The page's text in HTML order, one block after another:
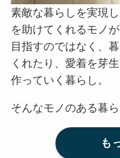
素敵な暮らしを実現
を助けてくれるモノ
目指すのではなく、
くれたり、愛着を芽
作っていく暮らし。
そんなモノのある暮
も